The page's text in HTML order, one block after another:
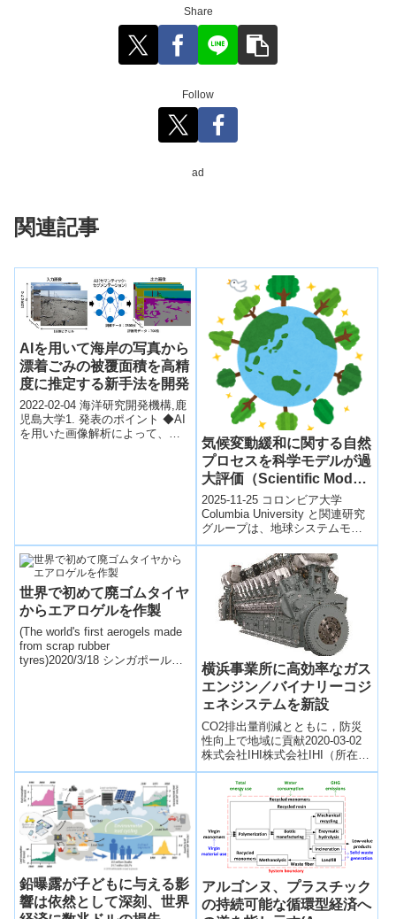
Share
Follow
ad
関連記事
AIを用いて海岸の写真から
漂着ごみの被覆面積を高精
度に推定する新手法を開発
2022-02-04 海洋研究開発機構,鹿
児島大学1. 発表のポイント ◆AI
を用いた画像解析によって、地
気候変動緩和に関する自然
プロセスを科学モデルが過
大評価（Scientific Models
Overestimate Natural
Processes That Mitigate
Climate Change）
2025-11-25 コロンビア大学
Columbia University と関連研究
グループは、地球システムモデ
ルが大気中の二酸化炭素を低減
する自然プロセス、...
世界で初めて廃ゴムタイヤ
からエアロゲルを作製
(The world's first aerogels made
from scrap rubber
tyres)2020/3/18 シンガポール国
横浜事業所に高効率なガス
エンジン／バイナリーコジ
ェネシステムを新設
CO2排出量削減とともに，防災
性向上で地域に貢献2020-03-02
株式会社IHI株式会社IHI（所在
地：東京都江東区，社長：満岡
次郎，以下「IHI」）...
鉛曝露が子どもに与える影
響は依然として深刻、世界
アルゴンヌ、プラスチック
の持続可能な循環型経済へ